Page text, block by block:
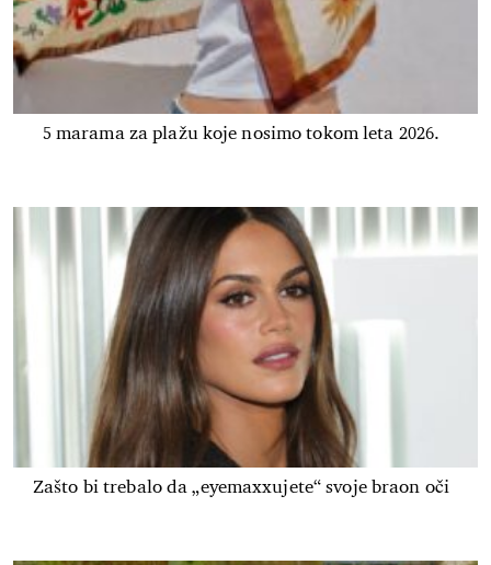
5 marama za plažu koje nosimo tokom leta 2026.
Zašto bi trebalo da „eyemaxxujete“ svoje braon oči